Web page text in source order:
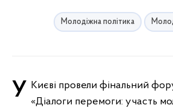
Молодіжна політика
У Києві провели фінальний форум проєкту «Діалоги перемоги: участь